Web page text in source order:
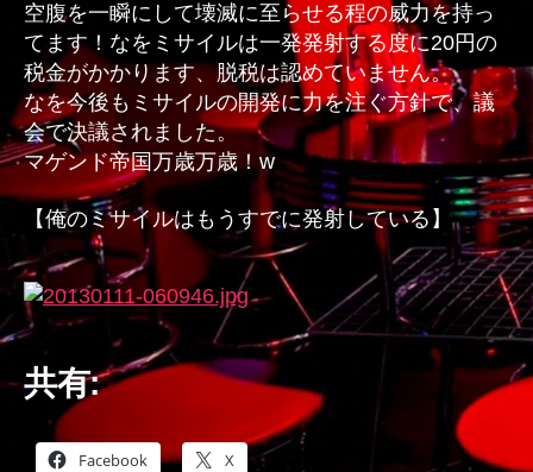
空腹を一瞬にして壊滅に至らせる程の威力を持っ
てます！なをミサイルは一発発射する度に20円の
税金がかかります、脱税は認めていません。
なを今後もミサイルの開発に力を注ぐ方針で、議
会で決議されました。
マゲンド帝国万歳万歳！w
【俺のミサイルはもうすでに発射している】
共有:
Facebook X